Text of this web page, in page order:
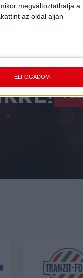
megváltoztathatja a
az oldal alján
ELFOGADOM